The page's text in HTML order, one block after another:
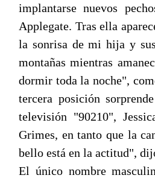
implantarse nuevos
Applegate. Tras ella
la sonrisa de mi hija y
montañas mientras
dormir toda la noche",
tercera posición
televisión "90210",
Grimes, en tanto que la
bello está en la actitud",
El único nombre